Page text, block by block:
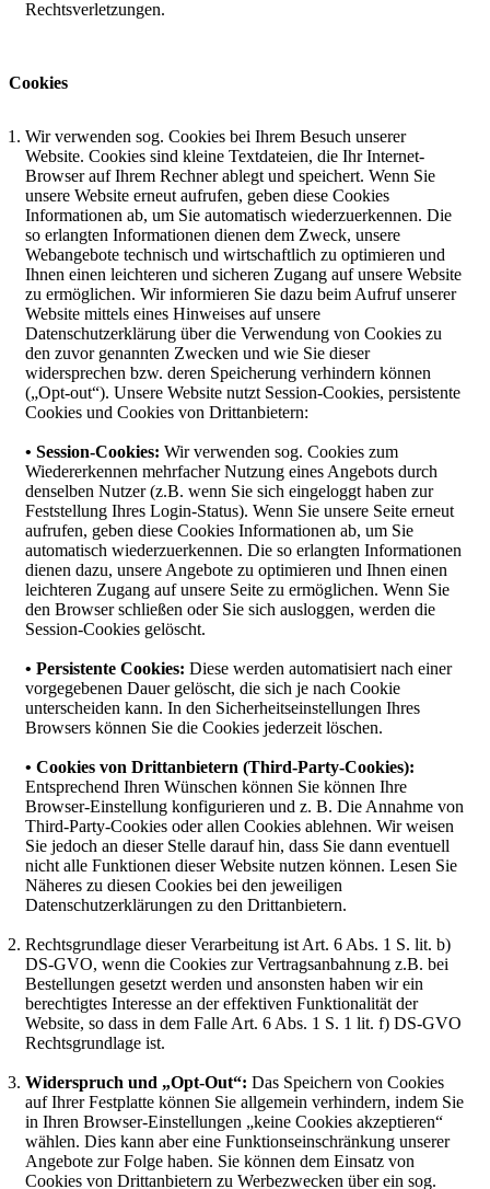
Rechtsverletzungen.
Cookies
Wir verwenden sog. Cookies bei Ihrem Besuch unserer
Website. Cookies sind kleine Textdateien, die Ihr Internet-
Browser auf Ihrem Rechner ablegt und speichert. Wenn Sie
unsere Website erneut aufrufen, geben diese Cookies
Informationen ab, um Sie automatisch wiederzuerkennen. Die
so erlangten Informationen dienen dem Zweck, unsere
Webangebote technisch und wirtschaftlich zu optimieren und
Ihnen einen leichteren und sicheren Zugang auf unsere Website
zu ermöglichen. Wir informieren Sie dazu beim Aufruf unserer
Website mittels eines Hinweises auf unsere
Datenschutzerklärung über die Verwendung von Cookies zu
den zuvor genannten Zwecken und wie Sie dieser
widersprechen bzw. deren Speicherung verhindern können
(„Opt-out“). Unsere Website nutzt Session-Cookies, persistente
Cookies und Cookies von Drittanbietern:
• Session-Cookies: Wir verwenden sog. Cookies zum
Wiedererkennen mehrfacher Nutzung eines Angebots durch
denselben Nutzer (z.B. wenn Sie sich eingeloggt haben zur
Feststellung Ihres Login-Status). Wenn Sie unsere Seite erneut
aufrufen, geben diese Cookies Informationen ab, um Sie
automatisch wiederzuerkennen. Die so erlangten Informationen
dienen dazu, unsere Angebote zu optimieren und Ihnen einen
leichteren Zugang auf unsere Seite zu ermöglichen. Wenn Sie
den Browser schließen oder Sie sich ausloggen, werden die
Session-Cookies gelöscht.
• Persistente Cookies: Diese werden automatisiert nach einer
vorgegebenen Dauer gelöscht, die sich je nach Cookie
unterscheiden kann. In den Sicherheitseinstellungen Ihres
Browsers können Sie die Cookies jederzeit löschen.
• Cookies von Drittanbietern (Third-Party-Cookies):
Entsprechend Ihren Wünschen können Sie können Ihre
Browser-Einstellung konfigurieren und z. B. Die Annahme von
Third-Party-Cookies oder allen Cookies ablehnen. Wir weisen
Sie jedoch an dieser Stelle darauf hin, dass Sie dann eventuell
nicht alle Funktionen dieser Website nutzen können. Lesen Sie
Näheres zu diesen Cookies bei den jeweiligen
Datenschutzerklärungen zu den Drittanbietern.
Rechtsgrundlage dieser Verarbeitung ist Art. 6 Abs. 1 S. lit. b)
DS-GVO, wenn die Cookies zur Vertragsanbahnung z.B. bei
Bestellungen gesetzt werden und ansonsten haben wir ein
berechtigtes Interesse an der effektiven Funktionalität der
Website, so dass in dem Falle Art. 6 Abs. 1 S. 1 lit. f) DS-GVO
Rechtsgrundlage ist.
Widerspruch und „Opt-Out“: Das Speichern von Cookies
auf Ihrer Festplatte können Sie allgemein verhindern, indem Sie
in Ihren Browser-Einstellungen „keine Cookies akzeptieren“
wählen. Dies kann aber eine Funktionseinschränkung unserer
Angebote zur Folge haben. Sie können dem Einsatz von
Cookies von Drittanbietern zu Werbezwecken über ein sog.